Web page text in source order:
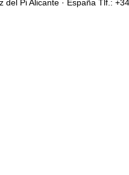
del Pi Alicante · España Tlf.: